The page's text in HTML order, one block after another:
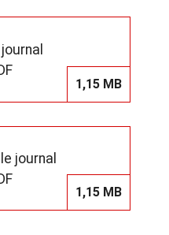
1,15 MB
journal
1,15 MB